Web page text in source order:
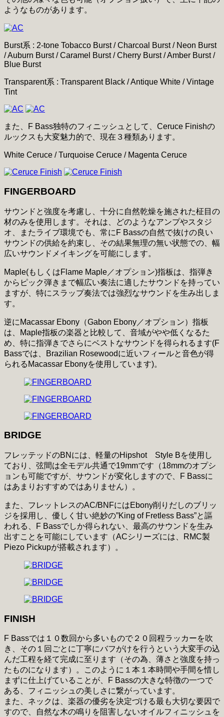
ようなものがあります。
Burst系 : 2-tone Tobacco Burst / Charcoal Burst / Neon Burst
/ Auburn Burst / Caramel Burst / Cherry Burst / Amber Burst /
Blue Burst
Transparent系 : Transparent Black / Antique White / Vintage
Tint
また、F Bass独特のフィニッシュとして、Ceruce Finishの
ルックスも大変魅力的で、現在３種類あります。
White Ceruce / Turquoise Ceruce / Magenta Ceruce
FINGERBOARD
サウンドと強度を考慮し、十分に自然乾燥を施された柾目の
材のみを使用します。それは、どのようなアンプやスタジ
オ、またライブ環境でも、常にF Bassの自然で抜けの良い
サウンドの供給を約束し、その結果無理の無い状態での、幅
広いサウンドメイキングを可能にします。
Maple(もしくはFlame Maple／オプション)指板は、指弾き
からピック弾きまで幅広い奏法に適したサウンドを持ってい
ますが、特にスラップ奏法では強烈なサウンドを生み出しま
す。
逆にMacassar Ebony（Gabon Ebony／オプション）指板
は、Maple指板の楽器と比較して、音域がやや低くなるた
め、特に指弾きでさらにベストなサウンドを得られるます(F
Bassでは、Brazilian Rosewoodに近いフィールと音色が得
られるMacassar Ebonyを使用しています)。
BRIDGE
フレッテッドのBNには、軽量のHipshot Style Bを使用し
ており、弦間は全モデル共通で19mmです（18mmのオプシ
ョンも可能ですが、サウンドが変化しますので、F Bassに
はあまりおすすめではありません）。
また、フレットレスのAC/BNFにはEbony削りだしのブリッ
ジを採用し、優しく甘い絶妙の”King of Fretless Bass”と謳
われる、F Bassでしか得られない、最高のサウンドを生み
出すことを可能にしています（ACシリーズには、RMC製
Piezo Pickupが搭載されます）。
FINISH
F Bassでは１０数回から多いもので２０回程ラッカーを吹
き、その１回ごとに丁寧にバフがけを行うという大変手の込
んだ工程を経て完成に至ります（その為、薄さと強度を持っ
たものになります）。このように１本１本時間や手間を惜し
まずに仕上げていることが、F Bassの大きな特徴の一つで
ある、フィニッシュの美しさに繋がっています。
また、ネックは、楽器の優劣を決定づける最も大切な要因で
すので、自然な木の鳴りを阻害しないオイルフィニッシュを